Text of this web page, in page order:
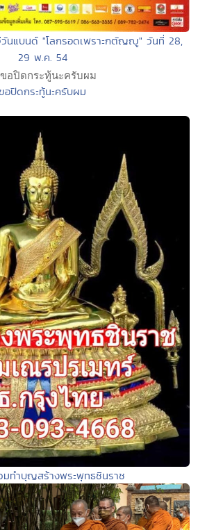
นแบนด์ "โลกรอดเพราะกตัญญู" วันที่ 28,
29 พ.ค. 54
อปิดกระทู้นะครับผม
ทำบุญสร้างพระพุทธชินราช